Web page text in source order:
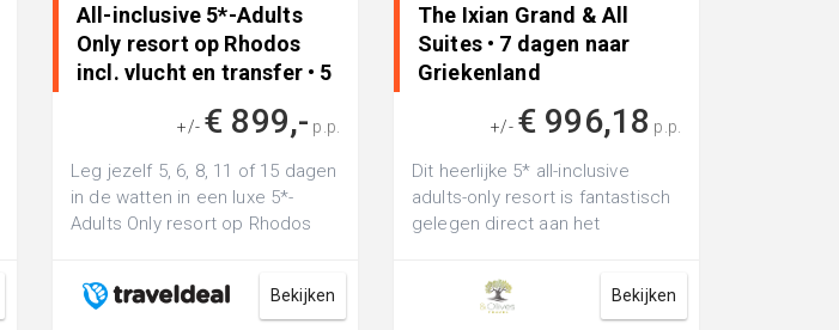
All-inclusive 5*-Adults
Only resort op Rhodos
incl. vlucht en transfer • 5
Griekenland
+/- € 899,- p.p.
Leg jezelf 5, 6, 8, 11 of 15 dagen
in de watten in een luxe 5*-
Adults Only resort op Rhodos
Bekijken
The Ixian Grand & All
Suites • 7 dagen naar
Griekenland
+/- € 996,18 p.p.
Dit heerlijke 5* all-inclusive
adults-only resort is fantastisch
gelegen direct aan het
Bekijken